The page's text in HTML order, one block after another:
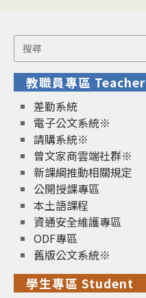
Search
for:
教職員專區 Teacher
差勤系統
電子公文系統※
請購系統※
曾文家商雲端社群※
新課綱推動相關規定
公開授課專區
本土語課程
資通安全維護專區
ODF專區
舊版公文系統※
學生專區 Student